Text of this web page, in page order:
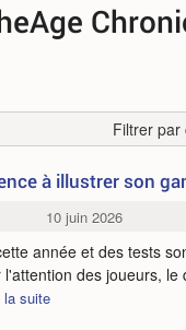
Filtrer par
à illustrer son
10 juin 2026
année et des tests
des joueurs,
la suite